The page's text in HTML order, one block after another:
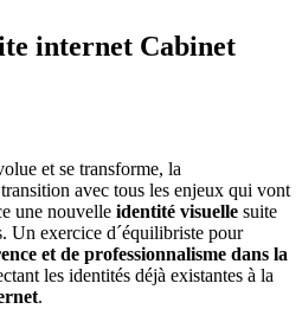
internet Cabinet
et se transforme, la
avec tous les enjeux qui vont
une nouvelle identité visuelle suite
Un exercice d´équilibriste pour
et de professionnalisme dans la
les identités déjà existantes à la
.